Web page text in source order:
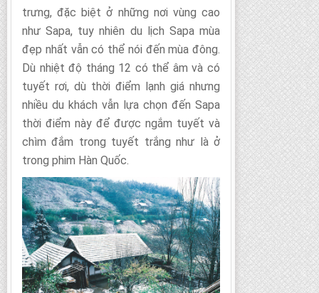
trưng, đặc biệt ở những nơi vùng cao
như Sapa, tuy nhiên du lịch Sapa mùa
đẹp nhất vẫn có thể nói đến mùa đông.
Dù nhiệt độ tháng 12 có thể âm và có
tuyết rơi, dù thời điểm lạnh giá nhưng
nhiều du khách vẫn lựa chọn đến Sapa
thời điểm này để được ngắm tuyết và
chìm đắm trong tuyết trắng như là ở
trong phim Hàn Quốc.